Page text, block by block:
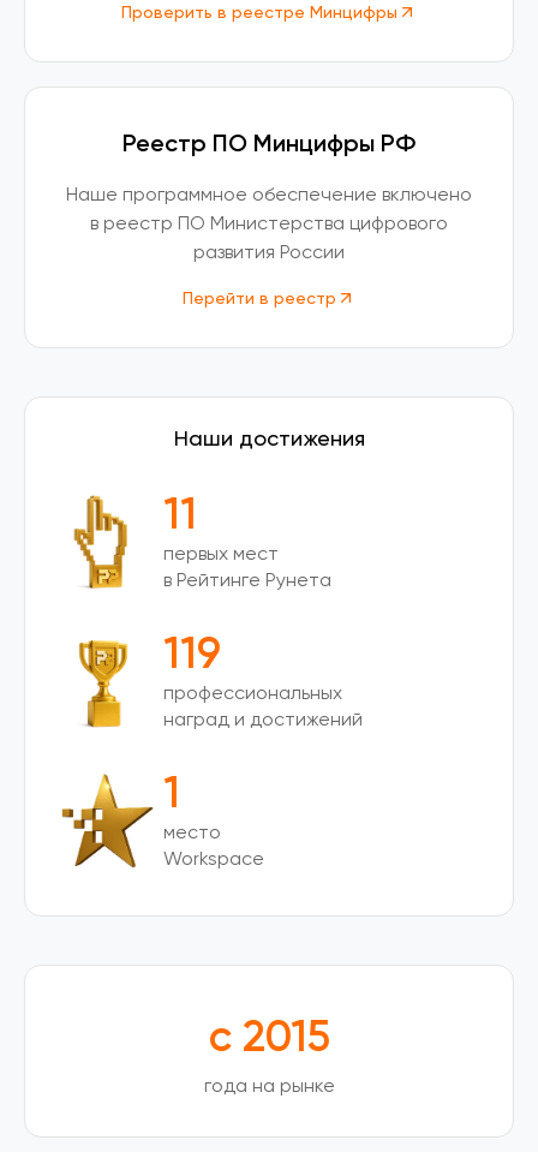
Проверить в реестре Минцифры
Реестр ПО Минцифры РФ
Наше программное обеспечение включено
в реестр ПО Министерства цифрового
развития России
Перейти в реестр
Наши достижения
11
первых мест
в Рейтинге Рунета
119
профессиональных
наград и достижений
1
место
Workspace
с 2015
года на рынке